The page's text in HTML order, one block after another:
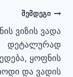
ᲨᲔᲛᲓᲔᲒᲘ
ვიზის ვადა
დეტალურად
ყოფნის
და ვადის